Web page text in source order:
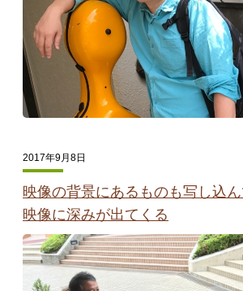
2017年9月8日
映像の背景にあるものも写し込ん
映像に深みが出てくる